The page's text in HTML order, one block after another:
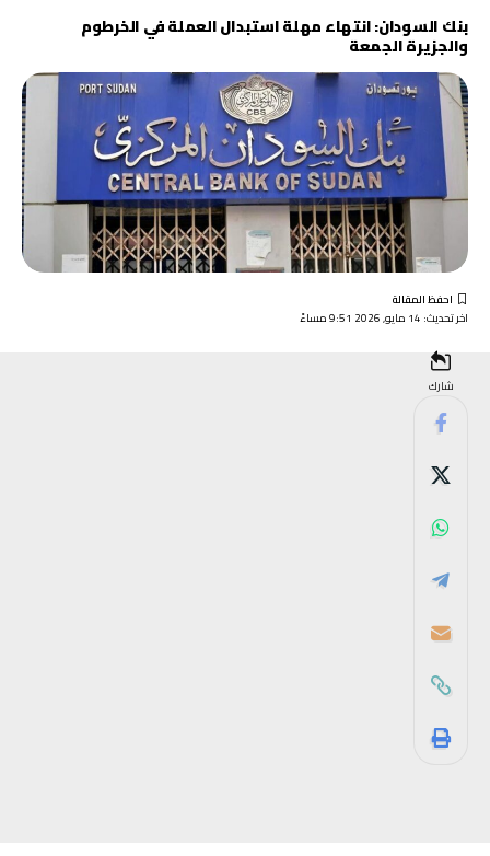
بنك السودان: انتهاء مهلة استبدال العملة في الخرطوم
والجزيرة الجمعة
اخر تحديث: 14 مايو, 2026 9:51 مساءً
شارك